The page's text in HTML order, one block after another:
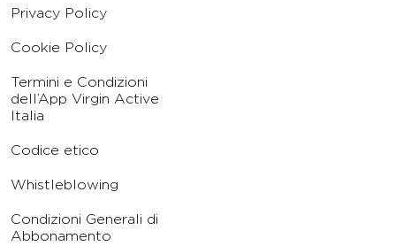
Privacy Policy
Cookie Policy
Termini e Condizioni
dell’App Virgin Active
Italia
Codice etico
Whistleblowing
Condizioni Generali di
Abbonamento